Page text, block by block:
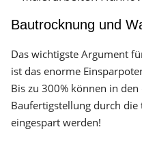
Bautrocknung und
Das wichtigste Argument
ist das enorme
Bis zu 300% können in
Baufertigstellung durch
eingespart werden!